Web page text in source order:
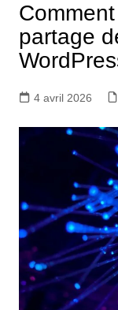
partage
4 avril 2026